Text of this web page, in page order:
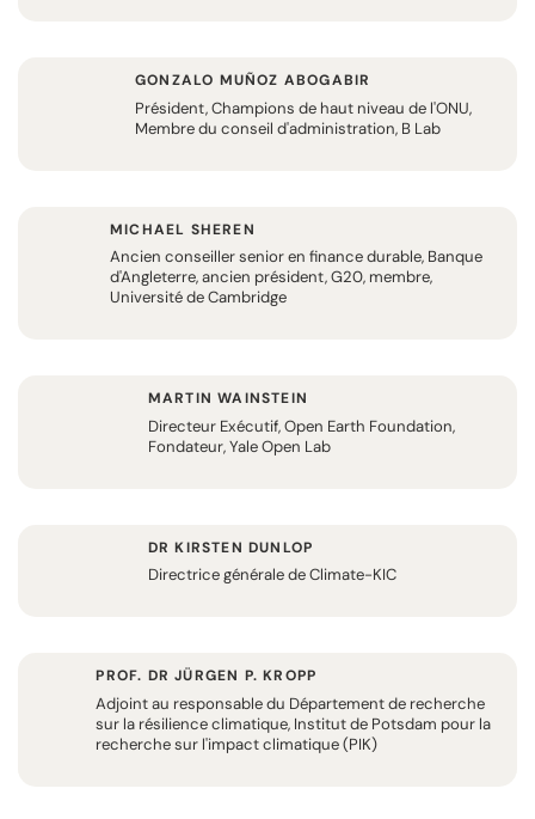
GONZALO MUÑOZ ABOGABIR
Président, Champions de haut niveau de l'ONU,
Membre du conseil d'administration, B Lab
MICHAEL SHEREN
Ancien conseiller senior en finance durable, Banque
d'Angleterre, ancien président, G20, membre,
Université de Cambridge
MARTIN WAINSTEIN
Directeur Exécutif, Open Earth Foundation,
Fondateur, Yale Open Lab
DR KIRSTEN DUNLOP
Directrice générale de Climate-KIC
PROF. DR JÜRGEN P. KROPP
Adjoint au responsable du Département de recherche
sur la résilience climatique, Institut de Potsdam pour la
recherche sur l'impact climatique (PIK)